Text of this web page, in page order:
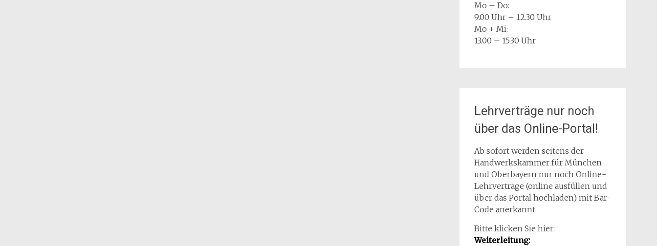
Mo – Do:
9.00 Uhr – 12.30 Uhr
Mo + Mi:
13.00 – 15.30 Uhr
Lehrverträge nur noch
über das Online-Portal!
Ab sofort werden seitens der
Handwerkskammer für München
und Oberbayern nur noch Online-
Lehrverträge (online ausfüllen und
über das Portal hochladen) mit Bar-
Code anerkannt.
Bitte klicken Sie hier:
Weiterleitung: